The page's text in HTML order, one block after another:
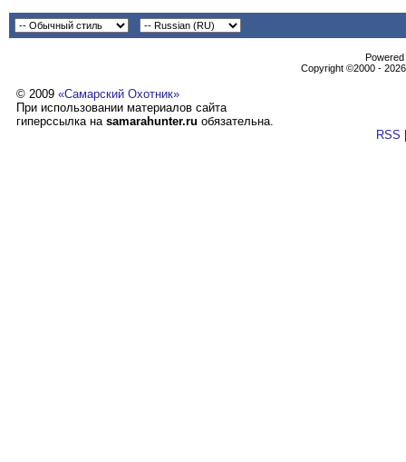
Copyright ©2000 -
© 2009 «Самарский Охотник»
При использовании материалов сайта
гиперссылка на samarahunter.ru обязательна.
RSS